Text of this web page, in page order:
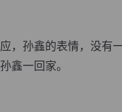
孙鑫的表情，没有
鑫一回家。